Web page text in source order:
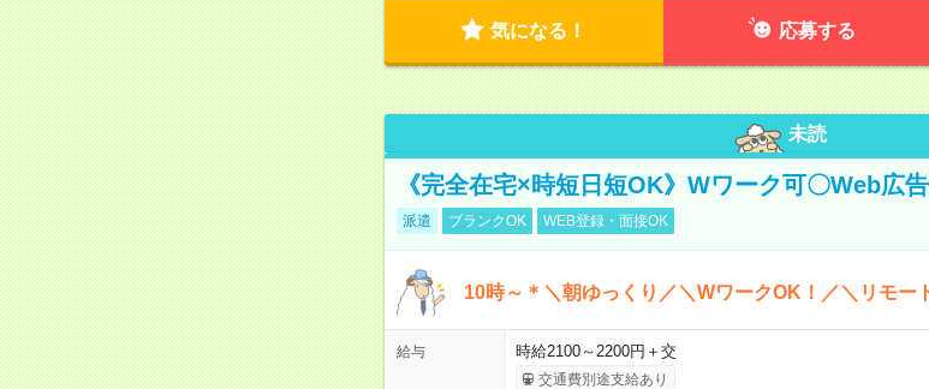
気になる！ 応募する
未読
《完全在宅×時短日短OK》Wワーク可〇Web広
派遣 ブランクOK WEB登録・面接OK
10時～＊＼朝ゆっくり／＼WワークOK！／＼リモー
給与 時給2100～2200円＋交
交通費別途支給あり